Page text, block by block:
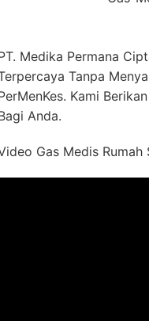
Medika Permana
Tanpa
Kami
Anda.
Gas Medis Rumah